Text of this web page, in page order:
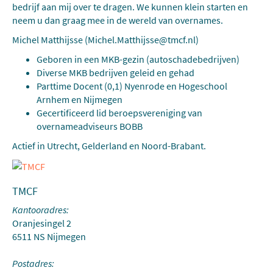
bedrijf aan mij over te dragen. We kunnen klein starten en
neem u dan graag mee in de wereld van overnames.
Michel Matthijsse (Michel.Matthijsse@tmcf.nl)
Geboren in een MKB-gezin (autoschadebedrijven)
Diverse MKB bedrijven geleid en gehad
Parttime Docent (0,1) Nyenrode en Hogeschool
Arnhem en Nijmegen
Gecertificeerd lid beroepsvereniging van
overnameadviseurs BOBB
Actief in Utrecht, Gelderland en Noord-Brabant.
TMCF
Kantooradres:
Oranjesingel 2
6511 NS Nijmegen
Postadres: